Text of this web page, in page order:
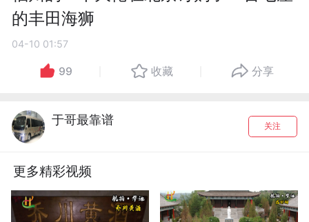
的丰田海狮
04-10 01:57
99 收藏 分享
于哥最靠谱 关注
更多精彩视频